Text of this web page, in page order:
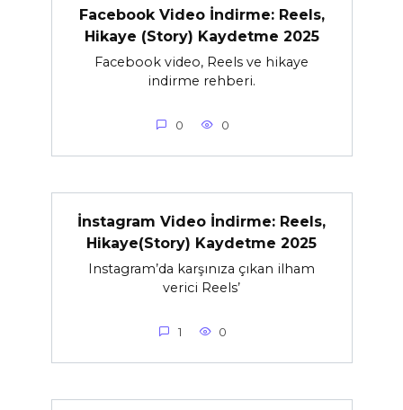
Facebook Video İndirme: Reels,
Hikaye (Story) Kaydetme 2025
Facebook video, Reels ve hikaye
indirme rehberi.
0 0
İnstagram Video İndirme: Reels,
Hikaye(Story) Kaydetme 2025
Instagram’da karşınıza çıkan ilham
verici Reels’
1 0